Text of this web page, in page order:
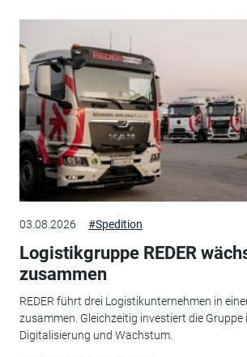
03.08.2026 #Spedition
Logistikgruppe REDER
zusammen
REDER führt drei Logistikunternehmen in
zusammen. Gleichzeitig investiert die Gruppe
Digitalisierung und Wachstum.